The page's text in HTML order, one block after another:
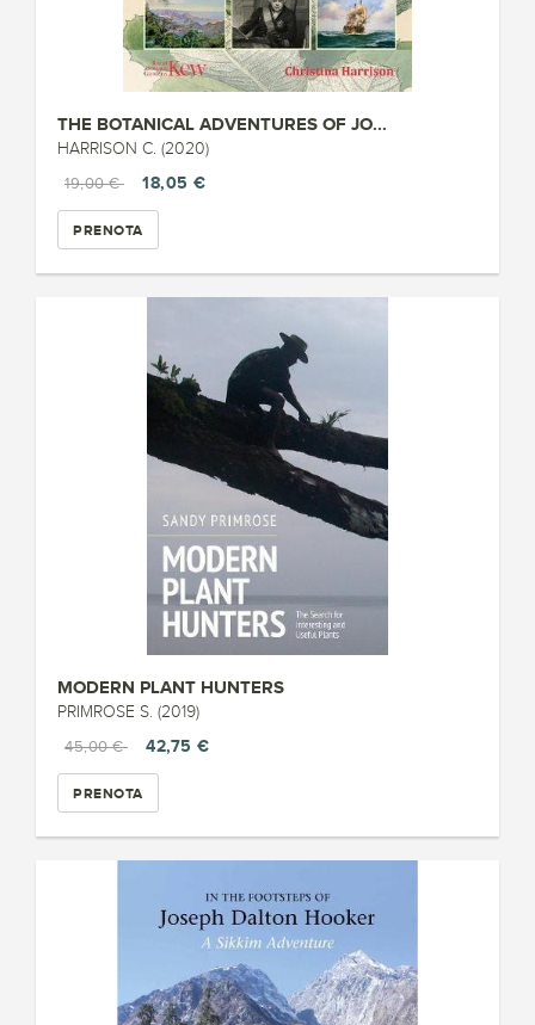
THE BOTANICAL ADVENTURES OF JO...
HARRISON C. (2020)
19,00 €
18,05 €
PRENOTA
MODERN PLANT HUNTERS
PRIMROSE S. (2019)
45,00 €
42,75 €
PRENOTA